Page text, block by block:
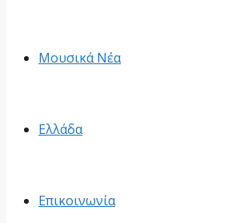
Μουσικά Νέα
Ελλάδα
Επικοινωνία